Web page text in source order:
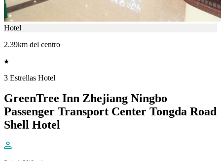
Hotel
2.39km del centro
3 Estrellas Hotel
GreenTree Inn Zhejiang Ningbo
Passenger Transport Center Tongda Road
Shell Hotel